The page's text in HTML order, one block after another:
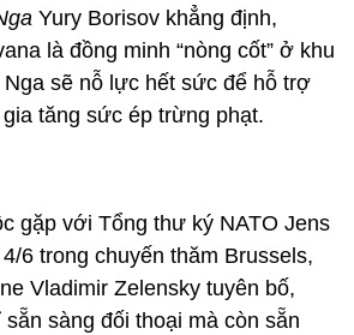
Yury Borisov khẳng định,
là đồng minh “nòng cốt” ở khu
sẽ nỗ lực hết sức để hỗ trợ
tăng sức ép trừng phạt.
gặp với Tổng thư ký NATO Jens
6 trong chuyến thăm Brussels,
Vladimir Zelensky tuyên bố,
sàng đối thoại mà còn sẵn